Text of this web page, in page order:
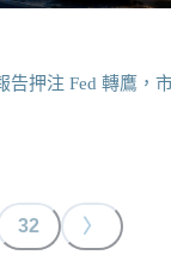
告押注 Fed 轉鷹，
32 〉